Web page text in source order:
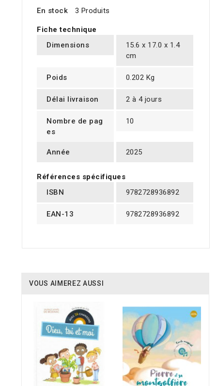
En stock
3 Produits
Fiche technique
Dimensions
15.6 x 17.0 x 1.4
cm
Poids 0.202 Kg
Délai livraison 2 à 4 jours
Nombre de pag
es
10
Année 2025
Références spécifiques
ISBN
9782728936892
EAN-13 9782728936892
VOUS AIMEREZ AUSSI